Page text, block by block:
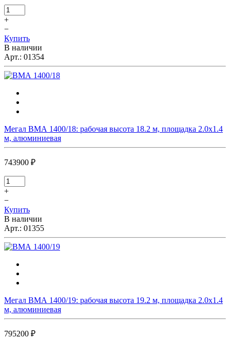
+
−
Купить
В наличии
Арт.: 01354
Мегал ВМА 1400/18: рабочая высота 18.2 м, площадка 2.0х1.4
м, алюминиевая
743900 ₽
+
−
Купить
В наличии
Арт.: 01355
Мегал ВМА 1400/19: рабочая высота 19.2 м, площадка 2.0х1.4
м, алюминиевая
795200 ₽